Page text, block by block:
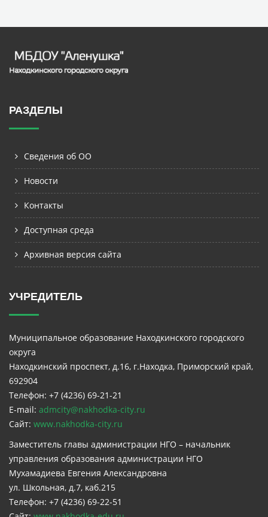
РАЗДЕЛЫ
Сведения об ОО
Новости
Контакты
Доступная среда
Архивная версия сайта
УЧРЕДИТЕЛЬ
Муниципальное образование Находкинского городского
округа
Находкинский проспект, д.16, г.Находка, Приморский край,
692904
Телефон: +7 (4236) 69-21-21
E-mail: admcity@nakhodka-city.ru
Сайт: www.nakhodka-city.ru
Заместитель главы администрации НГО – начальник
управления образования администрации НГО
Мухамадиева Евгения Александровна
ул. Школьная, д.7, каб.215
Телефон: +7 (4236) 69-22-51